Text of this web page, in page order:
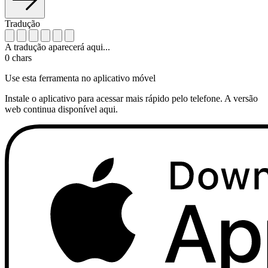
Tradução
A tradução aparecerá aqui...
0 chars
Use esta ferramenta no aplicativo móvel
Instale o aplicativo para acessar mais rápido pelo telefone. A versão
web continua disponível aqui.